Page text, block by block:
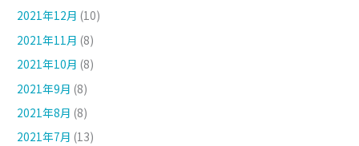
2021年12月 (10)
2021年11月 (8)
2021年10月 (8)
2021年9月 (8)
2021年8月 (8)
2021年7月 (13)